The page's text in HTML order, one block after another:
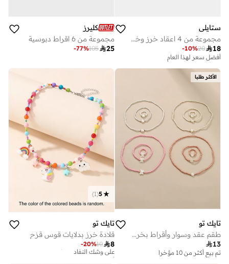
ستايلي
مجموعة من 4 اعقاد خرز وخاتم مع سوار يد وأقراط
18
20
-10%
أفضل سعر لهذا العام
كليرز
مجموعة من 6 اقراط دبوسية
25
105
-77%
الأكثر طلبا
تايك تو
طقم عقد وسوار وأقراط بخرز - 12 قطعة
13
تم بيع أكثر من 10 مؤخرا
5
(
1
)
تايك تو
قلادة خرز بدلايات قوس قزح
8
10
-20%
أفضل سعر لهذا العام
على وشك النفاد
أفضل سعر لهذا العام